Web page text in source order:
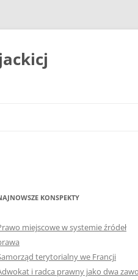
KONSPEKTY
miejscowe w systemie źródeł
terytorialny we Francji
i radca prawny jako dwa